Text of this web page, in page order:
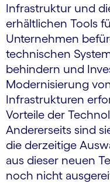
Infrastruktur und
erhältlichen Tools
Unternehmen
technischen
behindern und
Modernisierung
Infrastrukturen
Vorteile der
Andererseits sind
die derzeitige
aus dieser neuen
noch nicht